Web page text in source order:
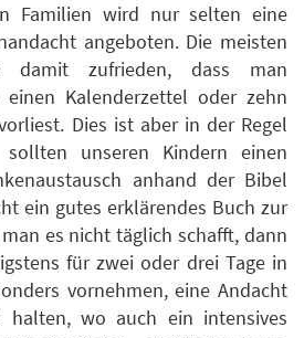
Familien wird nur selten eine
angeboten. Die meisten
damit zufrieden, dass man
Kalenderzettel oder zehn
Dies ist aber in der Regel
unseren Kindern einen
anhand der Bibel
ein gutes erklärendes Buch zur
es nicht täglich schafft, dann
für zwei oder drei Tage in
vornehmen, eine Andacht
wo auch ein intensives